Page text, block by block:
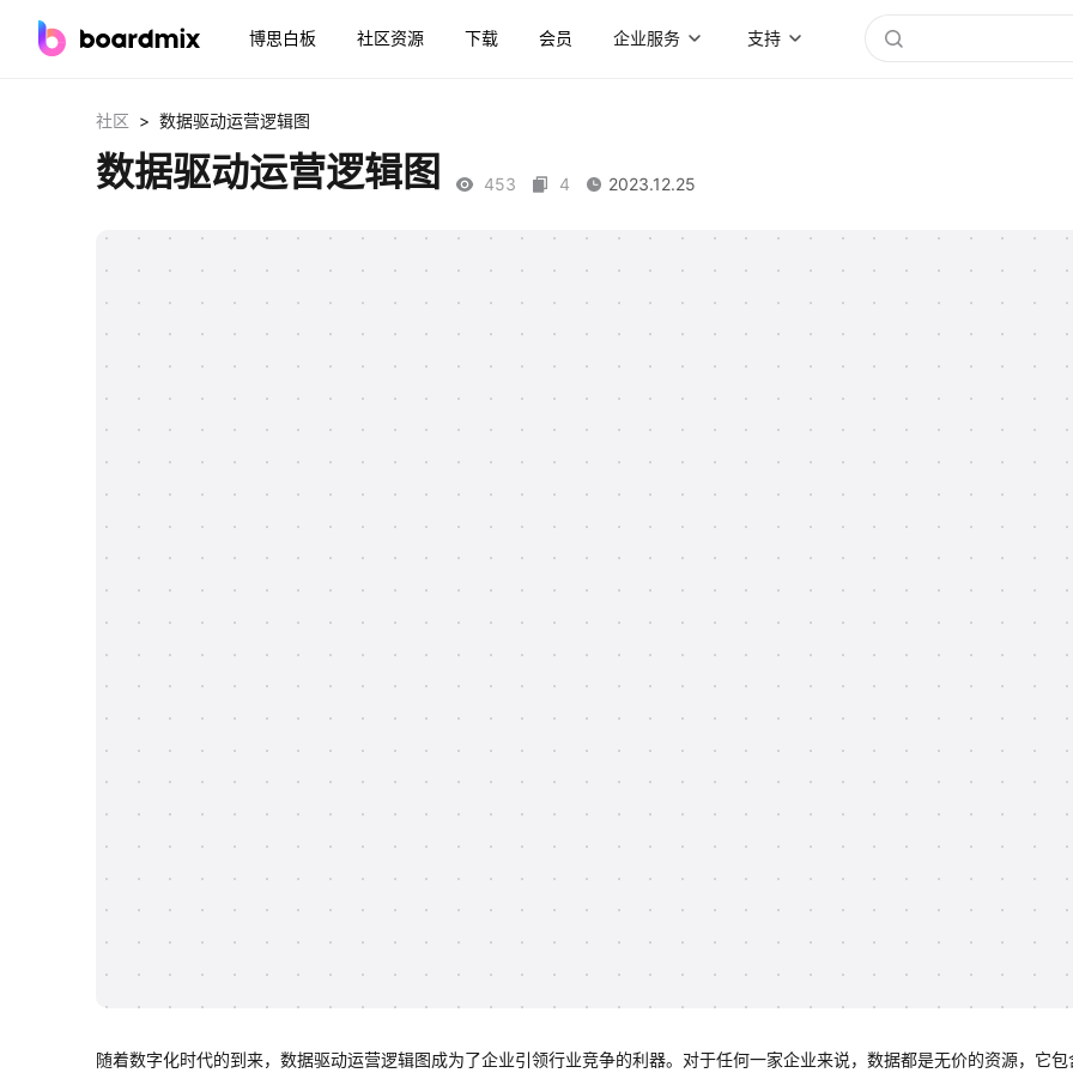
博思白板 社区资源 下载 会员 企业服务 支持
社区 > 数据驱动运营逻辑图
数据驱动运营逻辑图 453 4 2023.12.25
随着数字化时代的到来，数据驱动运营逻辑图成为了企业引领行业竞争的利器。对于任何一家企业来说，数据都是无价的资源，它包